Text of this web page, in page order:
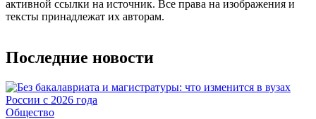
активной ссылки на источник. Все права на изображения и
тексты принадлежат их авторам.
Последние новости
Общество